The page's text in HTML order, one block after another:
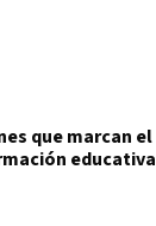
que marcan el
educativa